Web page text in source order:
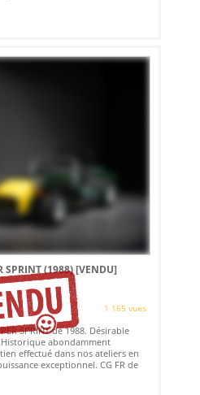
SPRINT (1988)[VENDU]
1 165 vues
SPRINT de 1988. Désirable
abondamment
effectué dans nos ateliers en
exceptionnel. CG FR de